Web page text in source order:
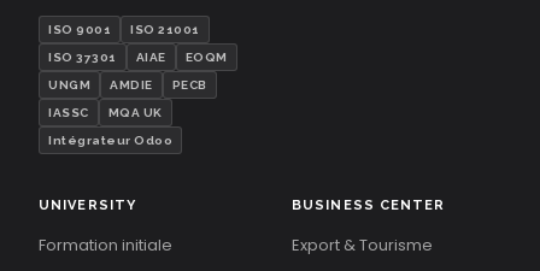
ISO 9001 ISO 21001
ISO 37301 AIAE EOQM
UNGM AMDIE PECB
IASSC MQA UK
Intégrateur Odoo
UNIVERSITY
Formation initiale
BUSINESS CENTER
Export & Tourisme